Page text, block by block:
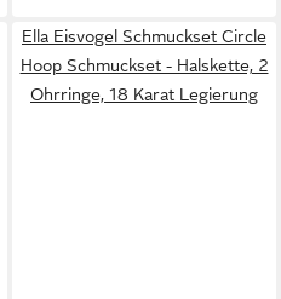
Ella Eisvogel Schmuckset Circle
Hoop Schmuckset - Halskette, 2
Ohrringe, 18 Karat Legierung